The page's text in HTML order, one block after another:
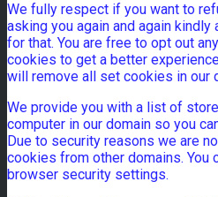
We fully respect if you want to
asking you again and again
for that. You are free to opt out
cookies to get a better
will remove all set cookies in our
We provide you with a list of
computer in our domain so you
Due to security reasons we are
cookies from other domains. You
browser security settings.